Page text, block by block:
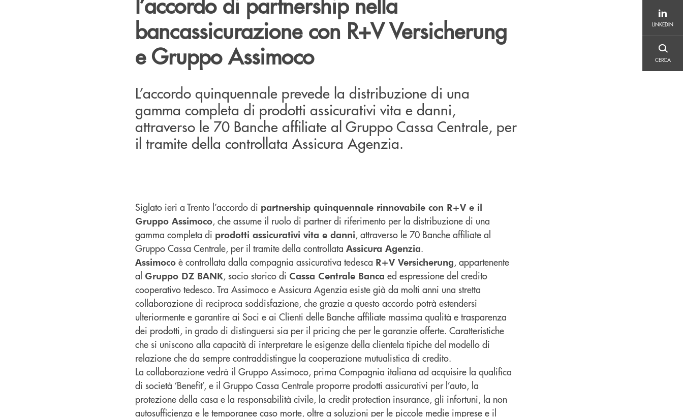
LINKEDIN
CERCA
bancassicurazione con R+V Versicherung
e Gruppo Assimoco
L’accordo quinquennale prevede la distribuzione di una
gamma completa di prodotti assicurativi vita e danni,
attraverso le 70 Banche affiliate al Gruppo Cassa Centrale, per
il tramite della controllata Assicura Agenzia.
Siglato ieri a Trento l’accordo di partnership quinquennale rinnovabile con R+V e il
Gruppo Assimoco, che assume il ruolo di partner di riferimento per la distribuzione di una
gamma completa di prodotti assicurativi vita e danni, attraverso le 70 Banche affiliate al
Gruppo Cassa Centrale, per il tramite della controllata Assicura Agenzia.
Assimoco è controllata dalla compagnia assicurativa tedesca R+V Versicherung, appartenente
al Gruppo DZ BANK, socio storico di Cassa Centrale Banca ed espressione del credito
cooperativo tedesco. Tra Assimoco e Assicura Agenzia esiste già da molti anni una stretta
collaborazione di reciproca soddisfazione, che grazie a questo accordo potrà estendersi
ulteriormente e garantire ai Soci e ai Clienti delle Banche affiliate massima qualità e trasparenza
dei prodotti, in grado di distinguersi sia per il pricing che per le garanzie offerte. Caratteristiche
che si uniscono alla capacità di interpretare le esigenze della clientela tipiche del modello di
relazione che da sempre contraddistingue la cooperazione mutualistica di credito.
La collaborazione vedrà il Gruppo Assimoco, prima Compagnia italiana ad acquisire la qualifica
di società ‘Benefit’, e il Gruppo Cassa Centrale proporre prodotti assicurativi per l’auto, la
protezione della casa e la responsabilità civile, la credit protection insurance, gli infortuni, la non
autosufficienza e le temporanee caso morte, oltre a soluzioni per le piccole medie imprese e il